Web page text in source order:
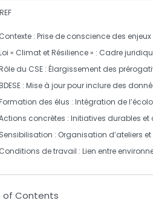
Contexte : Prise de conscience des
« Climat et Résilience » : Cadre
du CSE : Élargissement des
: Mise à jour pour inclure des
des élus : Intégration de
concrètes : Initiatives durables et
Sensibilisation : Organisation d’ateliers
Conditions de travail : Lien entre
of Contents